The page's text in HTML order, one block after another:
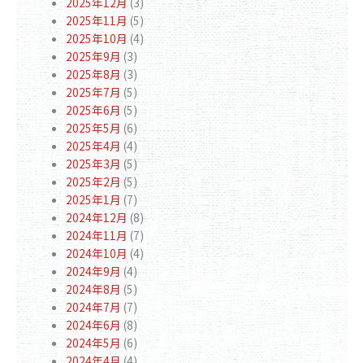
2025年11月 (5)
2025年10月 (4)
2025年9月 (3)
2025年8月 (3)
2025年7月 (5)
2025年6月(5)
2025年5月 (6)
2025年4月 (4)
2025年3月 (5)
2025年2月 (5)
2025年1月 (7)
2024年12月 (8)
2024年11月 (7)
2024年10月 (4)
2024年9月(4)
2024年8月 (5)
2024年7月 (7)
2024年6月 (8)
2024年5月 (6)